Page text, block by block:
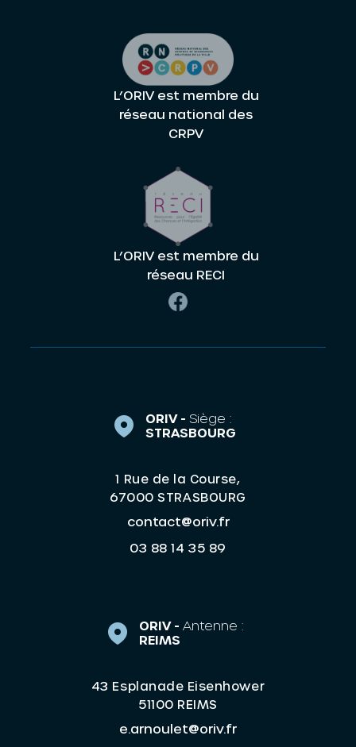
L’ORIV est membre du
réseau national des
CRPV
L’ORIV est membre du
réseau RECI
ORIV - Siège :
STRASBOURG
1 Rue de la Course,
67000 STRASBOURG
contact@oriv.fr
03 88 14 35 89
ORIV - Antenne :
REIMS
43 Esplanade Eisenhower
51100 REIMS
e.arnoulet@oriv.fr